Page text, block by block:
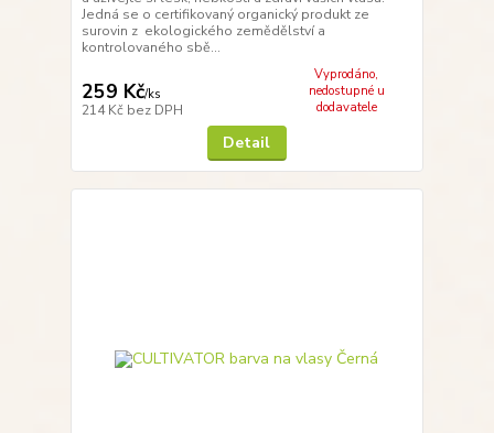
Jedná se o certifikovaný organický produkt ze
surovin z ekologického zemědělství a
kontrolovaného sbě...
259 Kč/ks
214 Kč bez DPH
Vyprodáno,
nedostupné u
dodavatele
Detail